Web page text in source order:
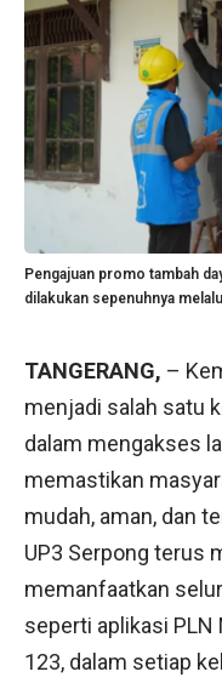
Pengajuan promo tambah
dilakukan sepenuhnya
TANGERANG, –
menjadi salah satu
dalam mengakses
memastikan
mudah, aman, dan
UP3 Serpong terus
memanfaatkan
seperti aplikasi PLN
123, dalam setiap